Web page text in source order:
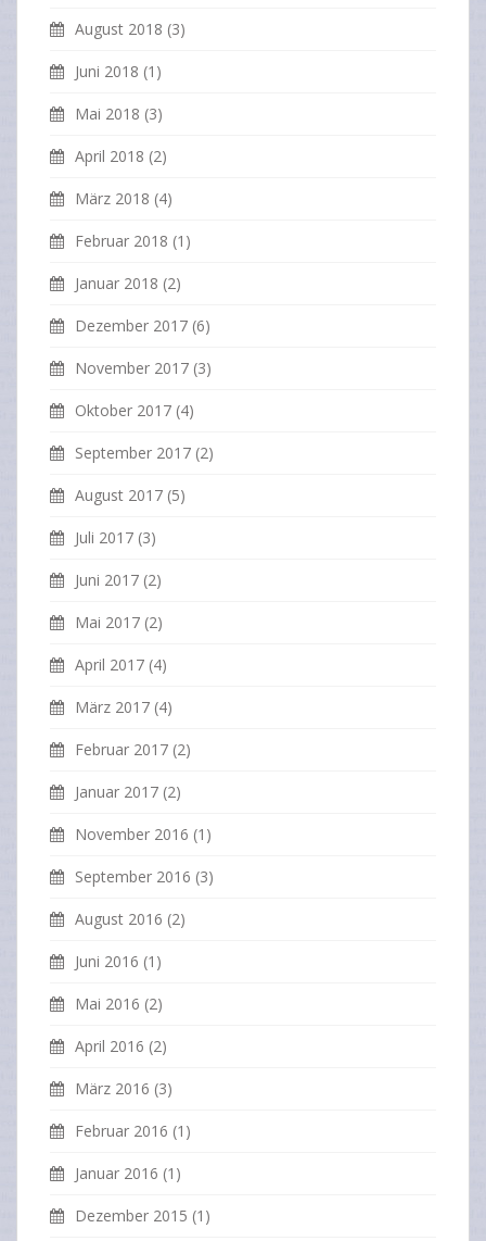
August 2018 (3)
Juni 2018 (1)
Mai 2018 (3)
April 2018 (2)
März 2018 (4)
Februar 2018 (1)
Januar 2018 (2)
Dezember 2017 (6)
November 2017 (3)
Oktober 2017 (4)
September 2017 (2)
August 2017 (5)
Juli 2017 (3)
Juni 2017 (2)
Mai 2017 (2)
April 2017 (4)
März 2017 (4)
Februar 2017 (2)
Januar 2017 (2)
November 2016 (1)
September 2016 (3)
August 2016 (2)
Juni 2016 (1)
Mai 2016 (2)
April 2016 (2)
März 2016 (3)
Februar 2016 (1)
Januar 2016 (1)
Dezember 2015 (1)